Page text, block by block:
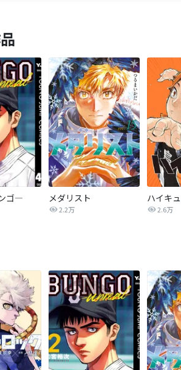
ゴ― メダリスト
2.2万 2.6万